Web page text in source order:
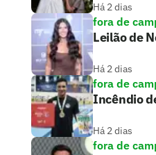
Há 2 dias
fora de
Leilão de
Há 2 dias
fora de
Incêndio
Há 2 dias
fora de